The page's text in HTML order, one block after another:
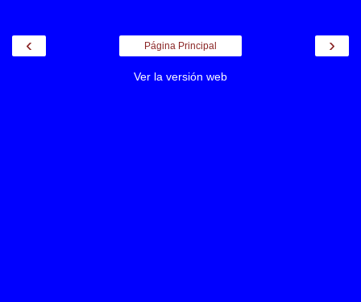
‹ ›
Página Principal
Ver la versión web